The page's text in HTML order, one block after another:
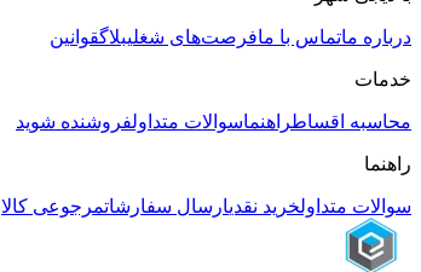
درباره ماتماس با مافرصت‌های شغلیبلاگقوانین
خدمات
محاسبه اقساطراهنماسوالات متداولفروشنده شوید
راهنما
سوالات متداولخرید نقدیارسال سفارشاتمرجوعی کالا